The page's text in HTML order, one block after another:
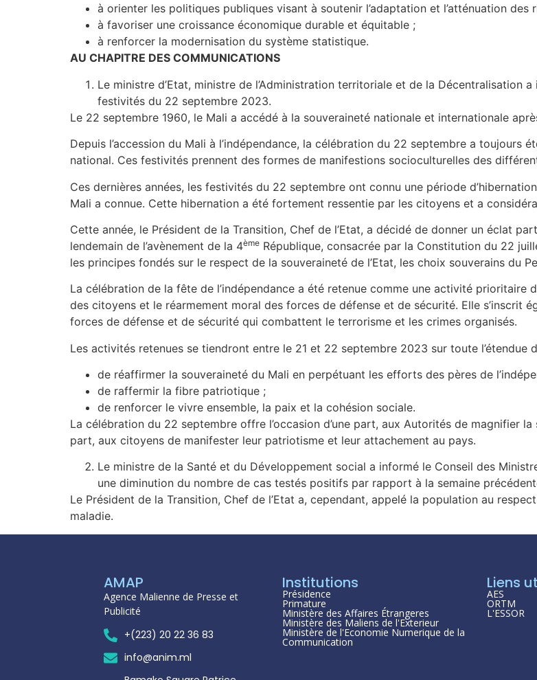
à orienter les politiques publiques visant à soutenir l’adaptation et l’atténuation des
à favoriser une croissance économique durable et équitable ;
à renforcer la modernisation du système statistique.
AU CHAPITRE DES COMMUNICATIONS
Le ministre d’Etat, ministre de l’Administration territoriale et de la Décentralisation
festivités du 22 septembre 2023.
Le 22 septembre 1960, le Mali a accédé à la souveraineté nationale et internationale
Depuis l’accession du Mali à l’indépendance, la célébration du 22 septembre a toujours
national. Ces festivités prennent des formes de manifestions socioculturelles des
Ces dernières années, les festivités du 22 septembre ont connu une période
Mali a connue. Cette hibernation a été fortement ressentie par les citoyens et a
Cette année, le Président de la Transition, Chef de l’Etat, a décidé de donner un éclat
lendemain de l’avènement de la 4ème République, consacrée par la Constitution du 22
les principes fondés sur le respect de la souveraineté de l’Etat, les choix souverains du
La célébration de la fête de l’indépendance a été retenue comme une activité
des citoyens et le réarmement moral des forces de défense et de sécurité. Elle s’inscrit
forces de défense et de sécurité qui combattent le terrorisme et les crimes organisés.
Les activités retenues se tiendront entre le 21 et 22 septembre 2023 sur toute
de réaffirmer la souveraineté du Mali en perpétuant les efforts des pères de
de raffermir la fibre patriotique ;
de renforcer le vivre ensemble, la paix et la cohésion sociale.
La célébration du 22 septembre offre l’occasion d’une part, aux Autorités de magnifier
part, aux citoyens de manifester leur patriotisme et leur attachement au pays.
Le ministre de la Santé et du Développement social a informé le Conseil des
une diminution du nombre de cas testés positifs par rapport à la semaine
Le Président de la Transition, Chef de l’Etat a, cependant, appelé la population au
maladie.
AMAP
Agence Malienne de Presse et
Publicité
+(223) 20 22 36 83
info@anim.ml
Institutions
Présidence
Primature
Ministère des Affaires Étrangeres
Ministère des Maliens de l'Exterieur
Ministère de l'Economie Numerique de la
Communication
Liens
AES
ORTM
L'ESSOR